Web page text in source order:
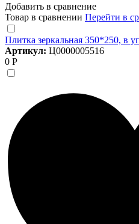
Добавить в сравнение
Товар в сравнении Перейти в
Плитка зеркальная 350*250, в
Артикул: Ц0000005516
0 Р